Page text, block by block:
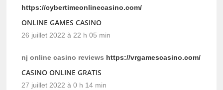
https://cybertimeonlinecasino.com/
ONLINE GAMES CASINO
26 juillet 2022 à 22 h 05 min
nj online casino reviews https://vrgamescasino.com/
CASINO ONLINE GRATIS
27 juillet 2022 à 0 h 14 min